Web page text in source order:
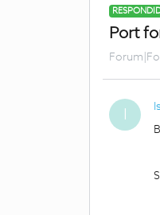
Port